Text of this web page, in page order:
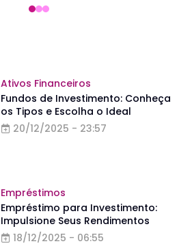
Ativos Financeiros
Fundos de Investimento: Conheça
os Tipos e Escolha o Ideal
20/12/2025 - 23:57
Empréstimos
Empréstimo para Investimento:
Impulsione Seus Rendimentos
18/12/2025 - 06:55